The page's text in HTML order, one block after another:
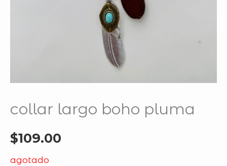
collar largo boho pluma
$109.00
agotado